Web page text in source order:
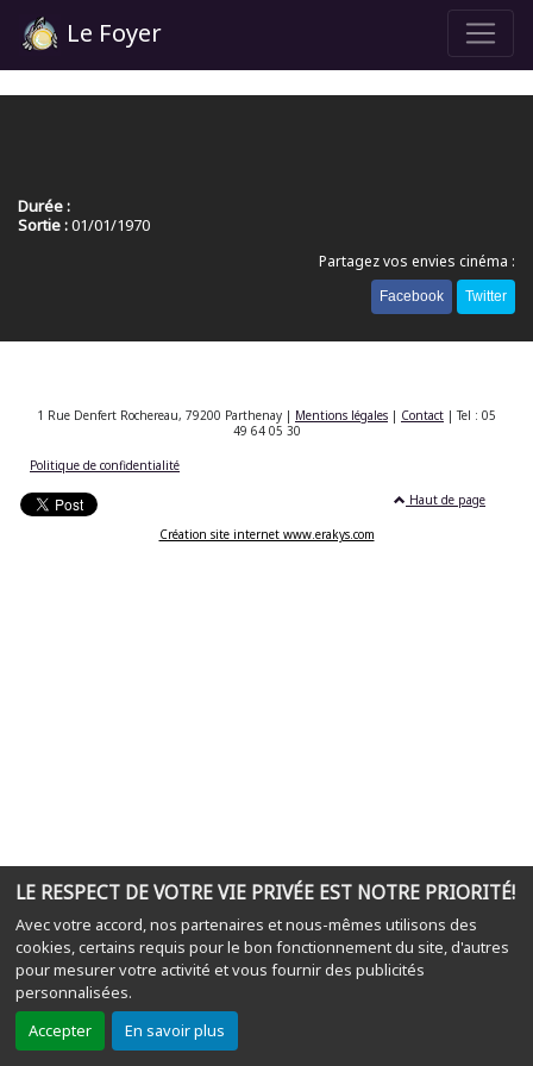
LE RESPECT DE VOTRE VIE PRIVÉE EST NOTRE PRIORITÉ!
Avec votre accord, nos partenaires et nous-mêmes utilisons des
cookies, certains requis pour le bon fonctionnement du site, d'autres
pour mesurer votre activité et vous fournir des publicités
personnalisées.
Accepter
En savoir plus
Le Foyer
Durée :
Sortie :01/01/1970
Partagez vos envies cinéma :
Facebook Twitter
1 Rue Denfert Rochereau, 79200 Parthenay | Mentions légales | Contact | Tel : 05
49 64 05 30
Politique de confidentialité
Haut de page
Création site internet www.erakys.com